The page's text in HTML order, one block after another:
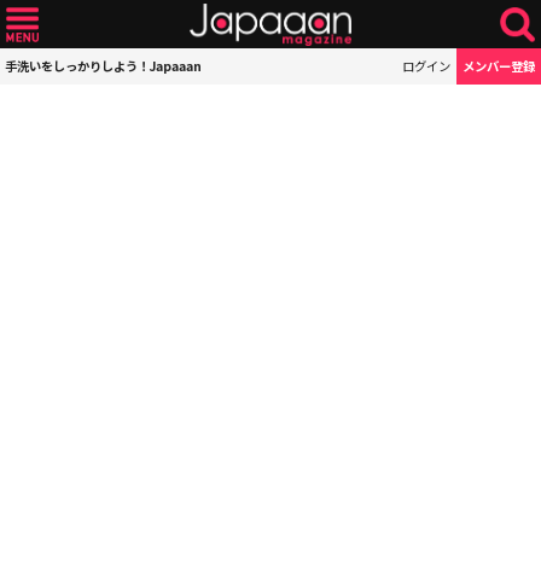
手洗いをしっかりしよう！Japaaan ログイン メンバー登録